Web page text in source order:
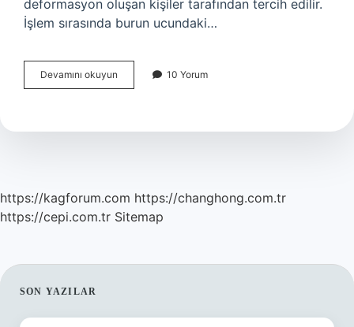
deformasyon oluşan kişiler tarafından tercih edilir.
İşlem sırasında burun ucundaki…
Devamını okuyun
Kontürü
10 Yorum
https://kagforum.com https://changhong.com.tr
https://cepi.com.tr Sitemap
SIDEBAR
SON YAZILAR